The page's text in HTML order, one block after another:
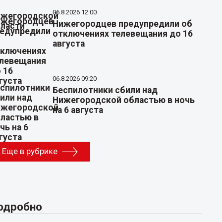
06.8.2026 12:00
Нижегородцев предупредили об
отключениях телевещания до 16
августа
06.8.2026 09:20
Беспилотники сбили над
Нижегородской областью в ночь
на 6 августа
Еще в рубрике